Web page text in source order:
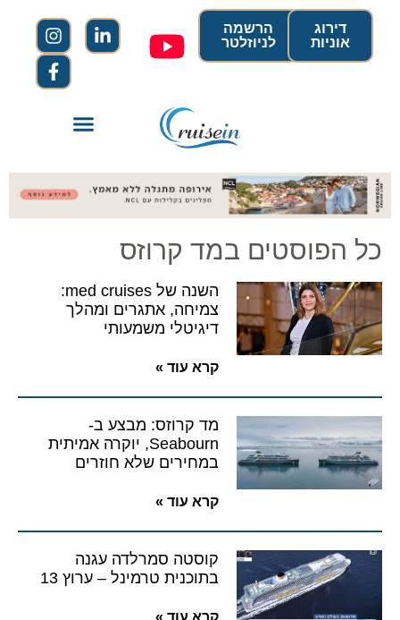
הרשמה
לניוזלטר
דירוג
אוניות
כל הפוסטים במד קרוזס
השנה של med cruises:
צמיחה, אתגרים ומהלך
דיגיטלי משמעותי
קרא עוד »
מד קרוזס: מבצע ב-
Seabourn, יוקרה אמיתית
במחירים שלא חוזרים
קרא עוד »
קוסטה סמרלדה עגנה
בתוכנית טרמינל – ערוץ 13